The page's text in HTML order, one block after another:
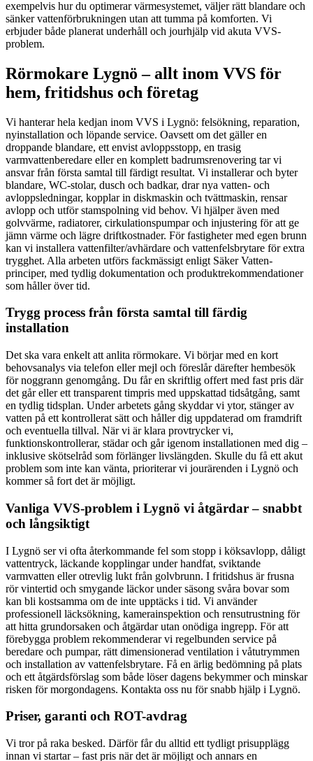
exempelvis hur du optimerar värmesystemet, väljer rätt blandare och
sänker vattenförbrukningen utan att tumma på komforten. Vi
erbjuder både planerat underhåll och jourhjälp vid akuta VVS-
problem.
Rörmokare Lygnö – allt inom VVS för
hem, fritidshus och företag
Vi hanterar hela kedjan inom VVS i Lygnö: felsökning, reparation,
nyinstallation och löpande service. Oavsett om det gäller en
droppande blandare, ett envist avloppsstopp, en trasig
varmvattenberedare eller en komplett badrumsrenovering tar vi
ansvar från första samtal till färdigt resultat. Vi installerar och byter
blandare, WC-stolar, dusch och badkar, drar nya vatten- och
avloppsledningar, kopplar in diskmaskin och tvättmaskin, rensar
avlopp och utför stamspolning vid behov. Vi hjälper även med
golvvärme, radiatorer, cirkulationspumpar och injustering för att ge
jämn värme och lägre driftkostnader. För fastigheter med egen brunn
kan vi installera vattenfilter/avhärdare och vattenfelsbrytare för extra
trygghet. Alla arbeten utförs fackmässigt enligt Säker Vatten-
principer, med tydlig dokumentation och produktrekommendationer
som håller över tid.
Trygg process från första samtal till färdig
installation
Det ska vara enkelt att anlita rörmokare. Vi börjar med en kort
behovsanalys via telefon eller mejl och föreslår därefter hembesök
för noggrann genomgång. Du får en skriftlig offert med fast pris där
det går eller ett transparent timpris med uppskattad tidsåtgång, samt
en tydlig tidsplan. Under arbetets gång skyddar vi ytor, stänger av
vatten på ett kontrollerat sätt och håller dig uppdaterad om framdrift
och eventuella tillval. När vi är klara provtrycker vi,
funktionskontrollerar, städar och går igenom installationen med dig –
inklusive skötselråd som förlänger livslängden. Skulle du få ett akut
problem som inte kan vänta, prioriterar vi jourärenden i Lygnö och
kommer så fort det är möjligt.
Vanliga VVS-problem i Lygnö vi åtgärdar – snabbt
och långsiktigt
I Lygnö ser vi ofta återkommande fel som stopp i köksavlopp, dåligt
vattentryck, läckande kopplingar under handfat, sviktande
varmvatten eller otrevlig lukt från golvbrunn. I fritidshus är frusna
rör vintertid och smygande läckor under säsong svåra bovar som
kan bli kostsamma om de inte upptäcks i tid. Vi använder
professionell läcksökning, kamerainspektion och rensutrustning för
att hitta grundorsaken och åtgärdar utan onödiga ingrepp. För att
förebygga problem rekommenderar vi regelbunden service på
beredare och pumpar, rätt dimensionerad ventilation i våtutrymmen
och installation av vattenfelsbrytare. Få en ärlig bedömning på plats
och ett åtgärdsförslag som både löser dagens bekymmer och minskar
risken för morgondagens. Kontakta oss nu för snabb hjälp i Lygnö.
Priser, garanti och ROT-avdrag
Vi tror på raka besked. Därför får du alltid ett tydligt prisupplägg
innan vi startar – fast pris när det är möjligt och annars en